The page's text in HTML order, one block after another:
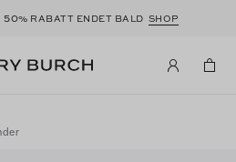
50% RABATT ENDET BALD SHOP